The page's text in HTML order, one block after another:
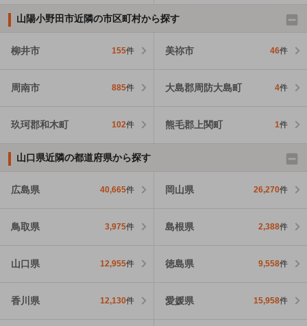
山陽小野田市近隣の市区町村から探す
柳井市 155件 美祢市 46件
周南市 885件 大島郡周防大島町 4件
玖珂郡和木町 102件 熊毛郡上関町 1件
山口県近隣の都道府県から探す
広島県 40,665件 岡山県 26,270件
鳥取県 3,975件 島根県 2,388件
山口県 12,955件 徳島県 9,558件
香川県 12,130件 愛媛県 15,958件